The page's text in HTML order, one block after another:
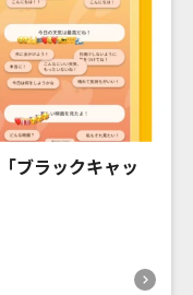
ブラックキャッ